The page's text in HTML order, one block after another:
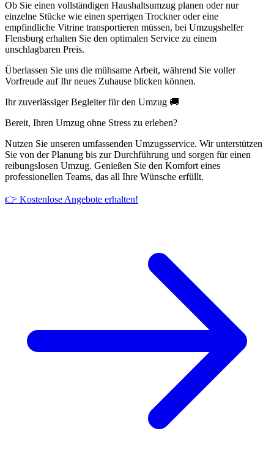
Ob Sie einen vollständigen Haushaltsumzug planen oder nur
einzelne Stücke wie einen sperrigen Trockner oder eine
empfindliche Vitrine transportieren müssen, bei Umzugshelfer
Flensburg erhalten Sie den optimalen Service zu einem
unschlagbaren Preis.
Überlassen Sie uns die mühsame Arbeit, während Sie voller
Vorfreude auf Ihr neues Zuhause blicken können.
Ihr zuverlässiger Begleiter für den Umzug 🚚
Bereit, Ihren Umzug ohne Stress zu erleben?
Nutzen Sie unseren umfassenden Umzugsservice. Wir unterstützen
Sie von der Planung bis zur Durchführung und sorgen für einen
reibungslosen Umzug. Genießen Sie den Komfort eines
professionellen Teams, das all Ihre Wünsche erfüllt.
👉 Kostenlose Angebote erhalten!